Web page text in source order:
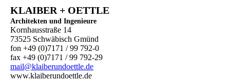
KLAIBER + OETTLE
Architekten und Ingenieure
Kornhausstraße 14
73525 Schwäbisch Gmünd
fon +49 (0)7171 / 99 792-0
fax +49 (0)7171 / 99 792-29
mail@klaiberundoettle.de
www.klaiberundoettle.de